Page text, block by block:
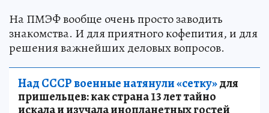
На ПМЭФ вообще очень просто заводить
знакомства. И для приятного кофепития, и для
решения важнейших деловых вопросов.
Над СССР военные натянули «сетку»для
пришельцев: как страна 13 лет тайно
искала и изучала инопланетных гостей